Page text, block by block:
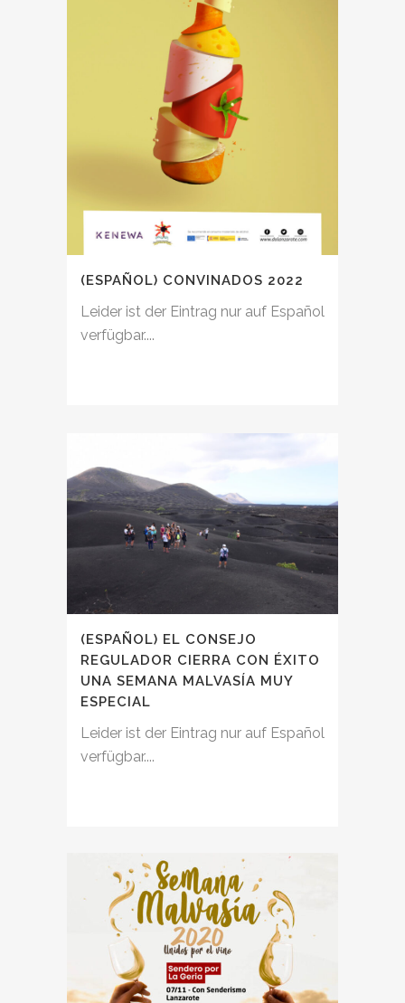
(ESPAÑOL) CONVINADOS 2022
Leider ist der Eintrag nur auf Español
verfügbar....
(ESPAÑOL) EL CONSEJO
REGULADOR CIERRA CON ÉXITO
UNA SEMANA MALVASÍA MUY
ESPECIAL
Leider ist der Eintrag nur auf Español
verfügbar....